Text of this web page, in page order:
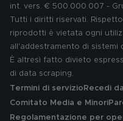
int. vers. € 500.000.007 -
Tutti i diritti riservati.
riprodotti è vietata ogni
all'addestramento di sistemi
È altresì fatto divieto
di data scraping.
Termini di servizio Recedi
Comitato Media e Minori
Regolamentazione per